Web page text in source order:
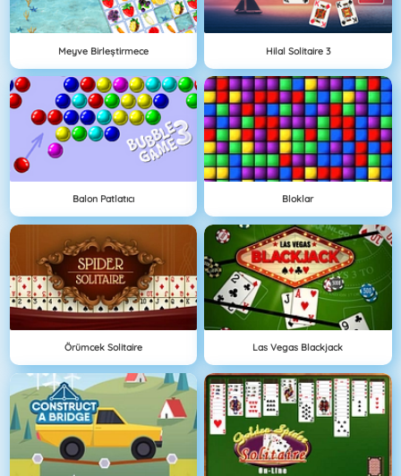
Meyve Birleştirmece Hilal Solitaire 3
Balon Patlatıcı Bloklar
Örümcek Solitaire Las Vegas Blackjack